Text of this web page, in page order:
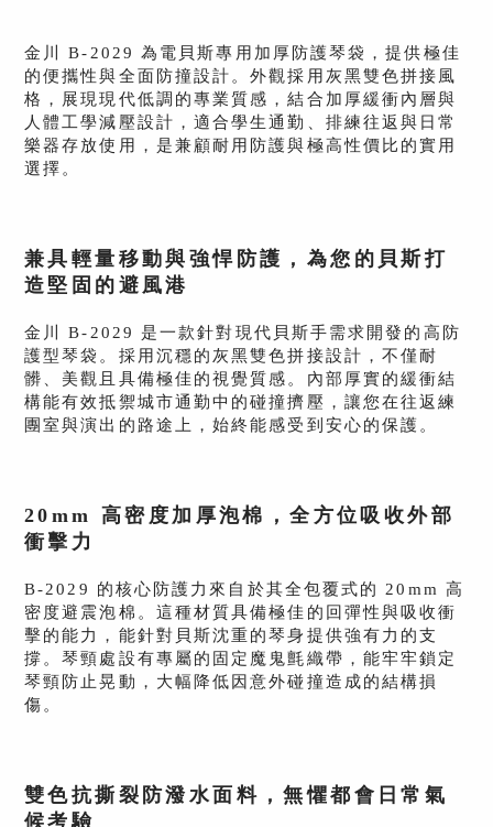
金川 B-2029 為電貝斯專用加厚防護琴袋，提供極佳
的便攜性與全面防撞設計。外觀採用灰黑雙色拼接風
格，展現現代低調的專業質感，結合加厚緩衝內層與
人體工學減壓設計，適合學生通勤、排練往返與日常
樂器存放使用，是兼顧耐用防護與極高性價比的實用
選擇。
兼具輕量移動與強悍防護，為您的貝斯打
造堅固的避風港
金川 B-2029 是一款針對現代貝斯手需求開發的高防
護型琴袋。採用沉穩的灰黑雙色拼接設計，不僅耐
髒、美觀且具備極佳的視覺質感。內部厚實的緩衝結
構能有效抵禦城市通勤中的碰撞擠壓，讓您在往返練
團室與演出的路途上，始終能感受到安心的保護。
20mm 高密度加厚泡棉，全方位吸收外部
衝擊力
B-2029 的核心防護力來自於其全包覆式的 20mm 高
密度避震泡棉。這種材質具備極佳的回彈性與吸收衝
擊的能力，能針對貝斯沈重的琴身提供強有力的支
撐。琴頸處設有專屬的固定魔鬼氈織帶，能牢牢鎖定
琴頸防止晃動，大幅降低因意外碰撞造成的結構損
傷。
雙色抗撕裂防潑水面料，無懼都會日常氣
候考驗